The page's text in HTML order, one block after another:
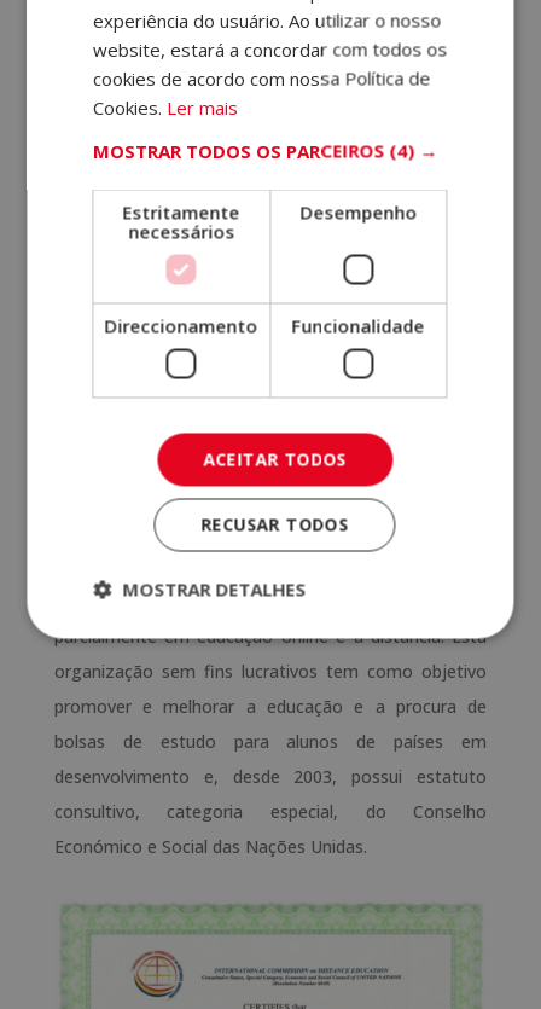
europeus (ECTS) na carga horária do curso da sua
formação. Este certificado, emitido pela Agência
Universitária DQ, abrirá as portas de universidades de
quais se encontra a Universidade CLEA.
International Commission on
Distance Education:
A nossa escola está afiliada à
International
formada por entidades especializadas total ou
parcialmente em educação online e à distância. Esta
organização sem fins lucrativos tem como objetivo
promover e melhorar a educação e a procura de
bolsas de estudo para alunos de países em
desenvolvimento e, desde 2003, possui estatuto
consultivo, categoria especial, do Conselho
Económico e Social das Nações Unidas.
experiência do usuário. Ao utilizar o nosso
website, estará a concordar com todos os
cookies de acordo com nossa Política de
Cookies. Ler mais
MOSTRAR TODOS OS PARCEIROS (4) →
Estritamente
necessários
Desempenho
Direccionamento Funcionalidade
ACEITAR TODOS
RECUSAR TODOS
MOSTRAR DETALHES